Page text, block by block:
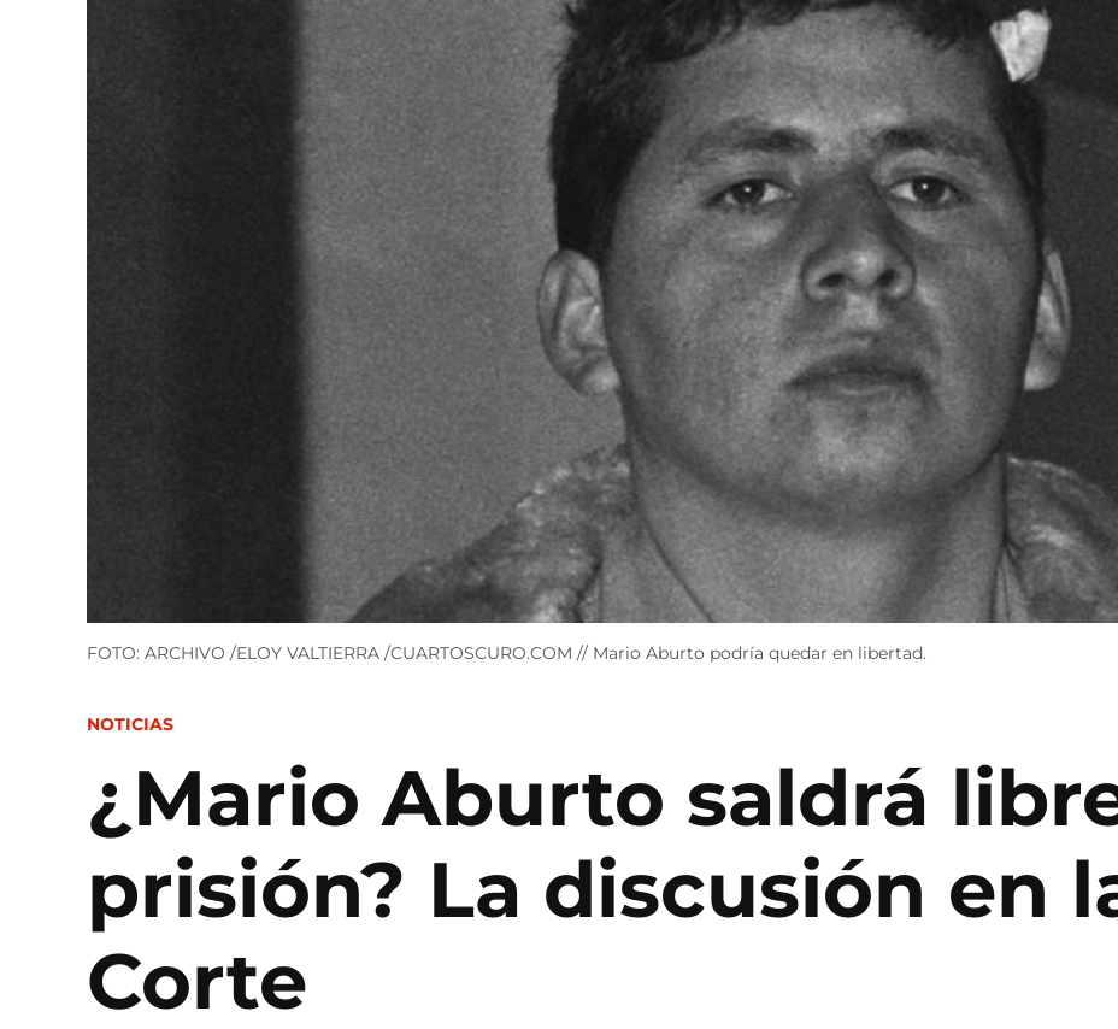
FOTO: ARCHIVO /ELOY VALTIERRA /CUARTOSCURO.COM // Mario Aburto podría quedar en libertad.
POSTED
NOTICIAS
¿Mario Aburto saldrá
prisión? La discusión en
Corte